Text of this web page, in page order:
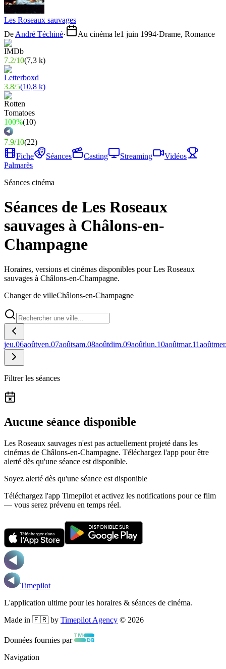
Les Roseaux sauvages
De André Téchiné· Au cinéma le1 juin 1994·Drame, Romance
7.2/10(7,3 k)
3.8/5(10,8 k)
100%(10)
7.9/10(22)
Fiche
Séances Casting Streaming
Vidéos
Palmarès
Séances cinéma
Séances de Les Roseaux
sauvages à Châlons-en-
Champagne
Horaires, versions et cinémas disponibles pour Les Roseaux
sauvages à Châlons-en-Champagne.
Changer de villeChâlons-en-Champagne
jeu.06aoûtven.07aoûtsam.08aoûtdim.09aoûtlun.10aoûtmar.11août
Filtrer les séances
Aucune séance disponible
Les Roseaux sauvages n'est pas actuellement projeté dans les
cinémas de Châlons-en-Champagne. Téléchargez l'app pour être
alerté dès qu'une séance est disponible.
Soyez alerté dès qu'une séance est disponible
Téléchargez l'app Timepilot et activez les notifications pour ce film
— vous serez prévenu en temps réel.
Timepilot
L'application ultime pour les horaires & séances de cinéma.
Made in 🇫🇷 by Timepilot Agency © 2026
Données fournies par
Navigation